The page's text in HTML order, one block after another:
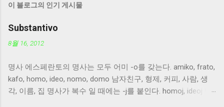
이 블로그의 인기 게시물
Substantivo
8월 16, 2012
명사 에스페란토의 명사는 모두 어미 -o를 갖는다. amiko, frato,
kafo, homo, ideo, nomo, domo 남자친구, 형제, 커피, 사람, 생
각, 이름, 집 명사가 복수 일 때에는 -j를 붙인다. homoj, ideoj 명